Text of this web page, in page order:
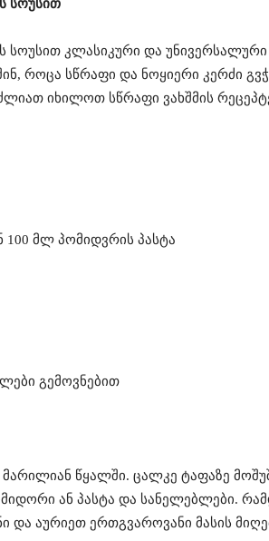
სოუსით
სოუსით კლასიკური და უნივერსალური
როცა სწრაფი და ნოყიერი კერძი
იხილოთ სწრაფი ვახშმის
მლ პომიდვრის პასტა
გემოვნებით
წყალში. ცალკე ტაფაზე
ან პასტა და სანელებლები.
და აურიეთ ერთგვაროვანი მასის